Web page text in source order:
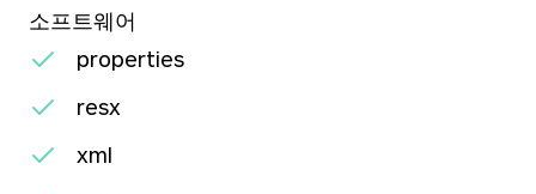
소프트웨어
properties
resx
xml